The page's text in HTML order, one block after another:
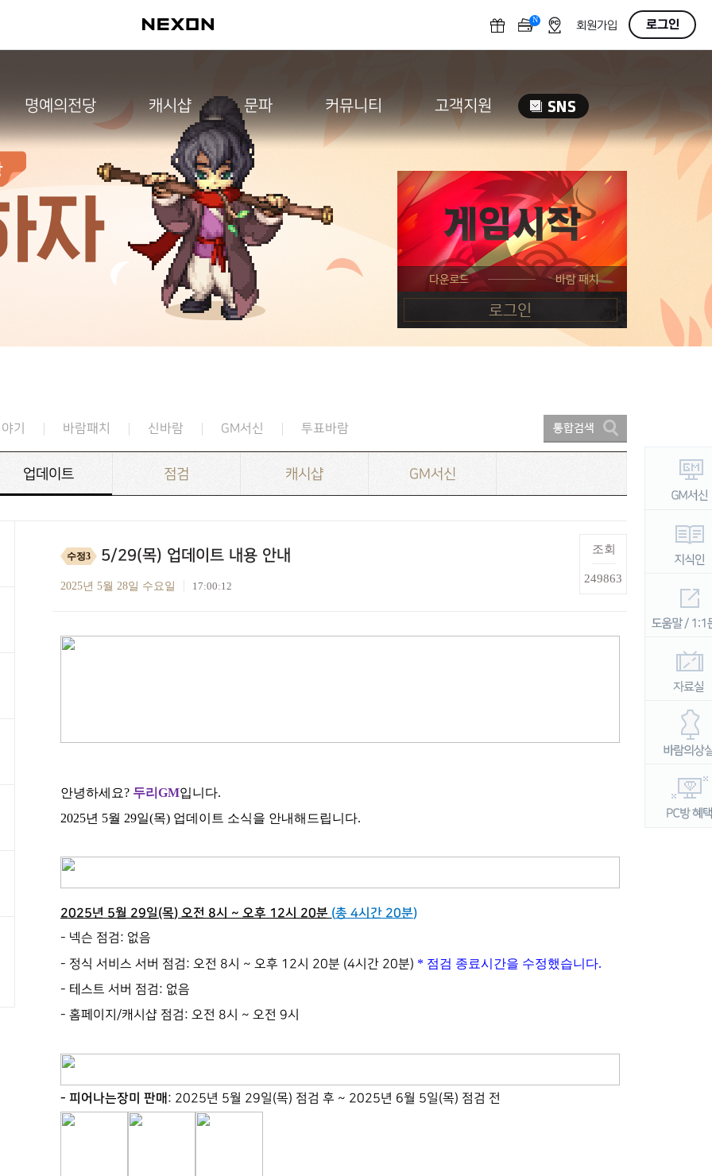
N OFF회원가입 로그인
명예의전당 캐시샵 문파 커뮤니티 고객지원
기 바람패치 신바람 GM서신 투표바람
업데이트 점검 캐시샵 GM서신
수정3 5/29(목) 업데이트 내용 안내
2025년 5월 28일 수요일 17:00:12
조회
249863
안녕하세요? 두리 GM입니다.
2025년 5월 29일(목) 업데이트 소식을 안내해드립니다.
2025년 5월 29일(목) 오전 8시 ~ 오후 12시 20분 (총 4시간 20분)
- 넥슨 점검: 없음
- 정식 서비스 서버 점검: 오전 8시 ~ 오후 12시 20분 (4시간 20분) * 점검 종료시간을 수정했습니다.
- 테스트 서버 점검: 없음
- 홈페이지/캐시샵 점검: 오전 8시 ~ 오전 9시
- 피어나는장미 판매 : 2025년 5월 29일(목) 점검 후 ~ 2025년 6월 5일(목) 점검 전